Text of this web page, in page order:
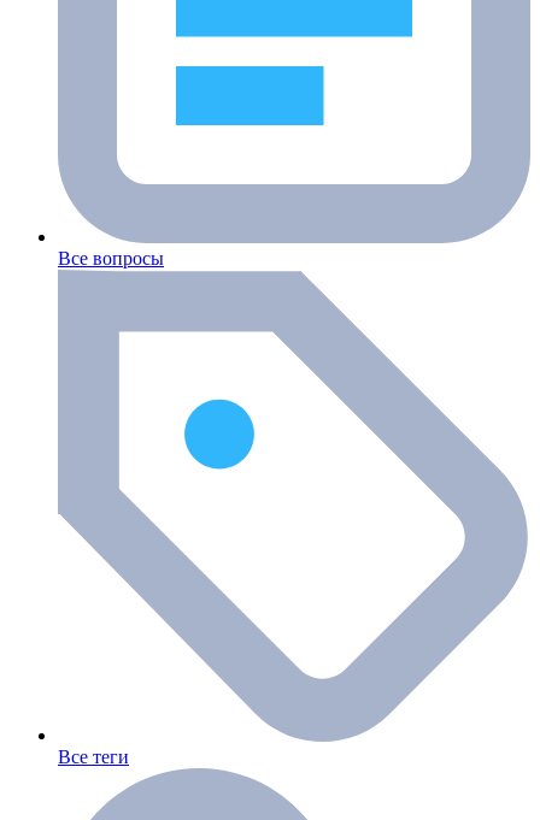
Все вопросы
Все теги